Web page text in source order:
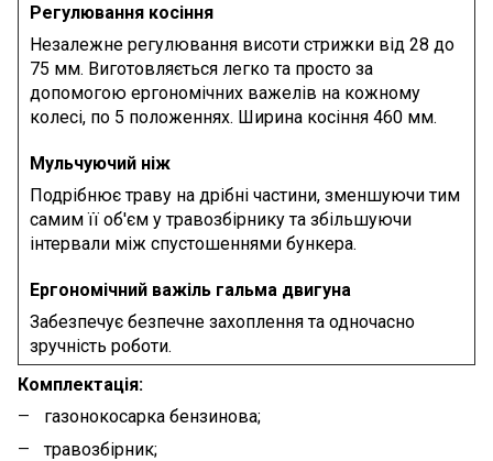
Регулювання косіння
Незалежне регулювання висоти стрижки від 28 до
75 мм. Виготовляється легко та просто за
допомогою ергономічних важелів на кожному
колесі, по 5 положеннях. Ширина косіння 460 мм.
Мульчуючий ніж
Подрібнює траву на дрібні частини, зменшуючи тим
самим її об'єм у травозбірнику та збільшуючи
інтервали між спустошеннями бункера.
Ергономічний важіль гальма двигуна
Забезпечує безпечне захоплення та одночасно
зручність роботи.
Комплектація:
газонокосарка бензинова;
травозбірник;